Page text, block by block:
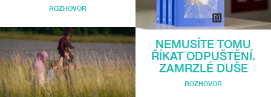
ROZHOVOR
NEMUSÍTE TOMU
ŘÍKAT ODPUŠTĚNÍ.
ZAMRZLÉ DUŠE
ROZHOVOR